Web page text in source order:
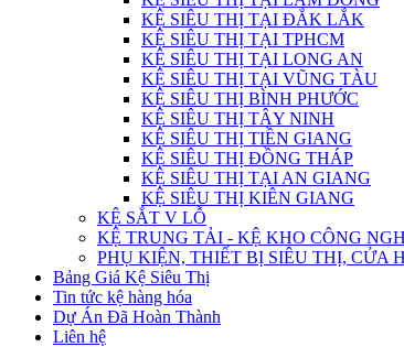
KỆ SIÊU THỊ TẠI ĐẮK LẮK
KỆ SIÊU THỊ TẠI TPHCM
KỆ SIÊU THỊ TẠI LONG AN
KỆ SIÊU THỊ TẠI VŨNG TÀU
KỆ SIÊU THỊ BÌNH PHƯỚC
KỆ SIÊU THỊ TÂY NINH
KỆ SIÊU THỊ TIỀN GIANG
KỆ SIÊU THỊ ĐỒNG THÁP
KỆ SIÊU THỊ TẠI AN GIANG
KỆ SIÊU THỊ KIÊN GIANG
KỆ SẮT V LỖ
KỆ TRUNG TẢI - KỆ KHO CÔNG
PHỤ KIỆN, THIẾT BỊ SIÊU THỊ, CỬA
Bảng Giá Kệ Siêu Thị
Tin tức kệ hàng hóa
Dự Án Đã Hoàn Thành
Liên hệ